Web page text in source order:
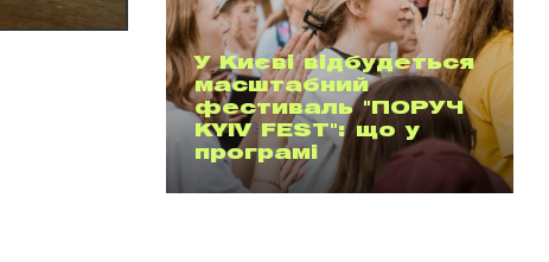
У Києві відбудеться
масштабний
фестиваль "ПОРУЧ
KYIV FEST": що у
програмі